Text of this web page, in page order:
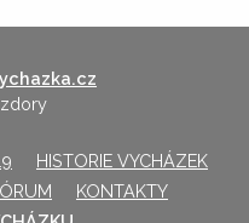
HISTORIE VYCHÁZEK
KONTAKTY